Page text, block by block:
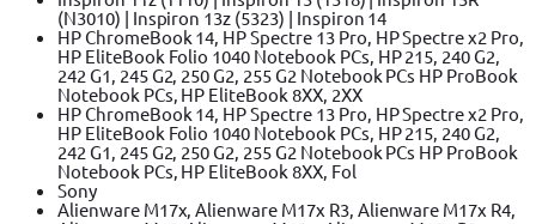
(N3010) | Inspiron 13z (5323) | Inspiron 14
HP ChromeBook 14, HP Spectre 13 Pro, HP Spectre x2 Pro,
HP EliteBook Folio 1040 Notebook PCs, HP 215, 240 G2,
242 G1, 245 G2, 250 G2, 255 G2 Notebook PCs HP ProBook
Notebook PCs, HP EliteBook 8XX, 2XX
HP ChromeBook 14, HP Spectre 13 Pro, HP Spectre x2 Pro,
HP EliteBook Folio 1040 Notebook PCs, HP 215, 240 G2,
242 G1, 245 G2, 250 G2, 255 G2 Notebook PCs HP ProBook
Notebook PCs, HP EliteBook 8XX, Fol
Sony
Alienware M17x, Alienware M17x R3, Alienware M17x R4,